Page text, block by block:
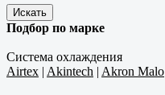
Подбор по марке
Система охлаждения
Airtex | Akintech | Akron Malo